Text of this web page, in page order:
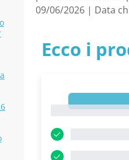
09/06/2026 | Data
Ecco i